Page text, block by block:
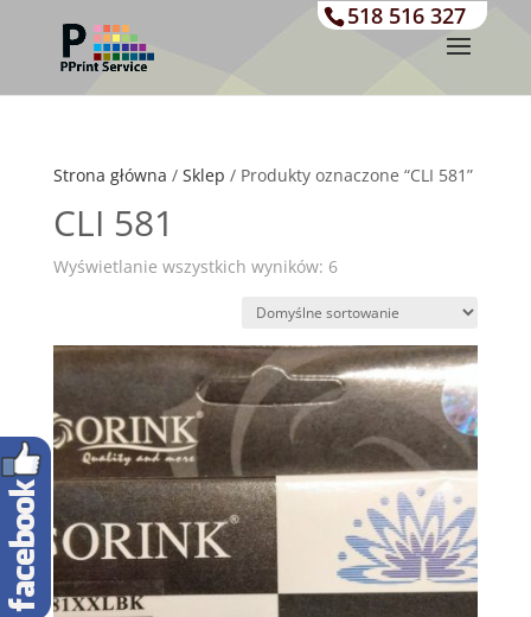
518 516 327
Strona główna / Sklep / Produkty oznaczone “CLI 581”
CLI 581
Wyświetlanie wszystkich wyników: 6